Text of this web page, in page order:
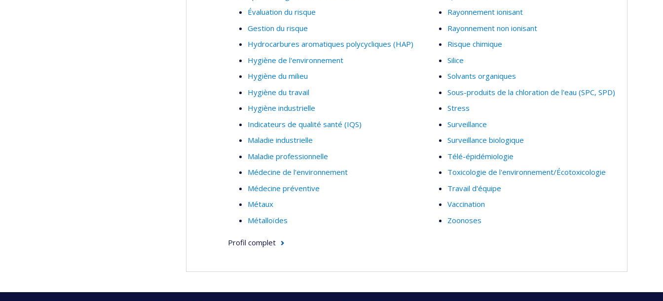
administrative health databases to assess associations with environmental exposures (a birth cohort to study
asthma onset, cohorts for cardiovascular and systemic autoimmune rheumatic diseases, a recent cohort on
dementia).
She is currently directing multidisciplinary work aimed at assessing health impacts of varying transportation,
greening and land use scenarios. The aim of her research is to provide evidence for the mitigation of the health
impacts of environmental exposures and to orient health protection programs.
A list of Audrey Smargiassi’s published work can be found at:
https://www.ncbi.nlm.nih.gov/myncbi/1nC0lpz723O58/bibliography/public/
Évaluation du risque
Gestion du risque
Hydrocarbures aromatiques polycycliques (HAP)
Hygiène de l'environnement
Hygiène du milieu
Hygiène du travail
Hygiène industrielle
Indicateurs de qualité santé (IQS)
Maladie industrielle
Maladie professionnelle
Médecine de l'environnement
Médecine préventive
Métaux
Métalloïdes
Rayonnement ionisant
Rayonnement non ionisant
Risque chimique
Silice
Solvants organiques
Sous-produits de la chloration de l'eau (SPC, SPD)
Stress
Surveillance
Surveillance biologique
Télé-épidémiologie
Toxicologie de l'environnement/Écotoxicologie
Travail d'équipe
Vaccination
Zoonoses
Profil complet